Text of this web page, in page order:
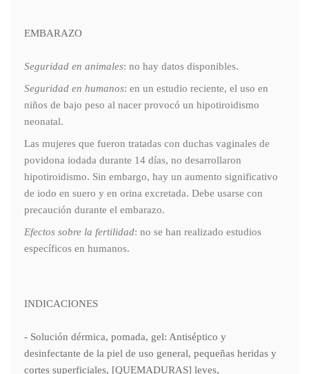
EMBARAZO
Seguridad en animales: no hay datos disponibles.
Seguridad en humanos: en un estudio reciente, el uso en
niños de bajo peso al nacer provocó un hipotiroidismo
neonatal.
Las mujeres que fueron tratadas con duchas vaginales de
povidona iodada durante 14 días, no desarrollaron
hipotiroidismo. Sin embargo, hay un aumento significativo
de iodo en suero y en orina excretada. Debe usarse con
precaución durante el embarazo.
Efectos sobre la fertilidad: no se han realizado estudios
específicos en humanos.
INDICACIONES
- Solución dérmica, pomada, gel: Antiséptico y
desinfectante de la piel de uso general, pequeñas heridas y
cortes superficiales, [QUEMADURAS] leves,